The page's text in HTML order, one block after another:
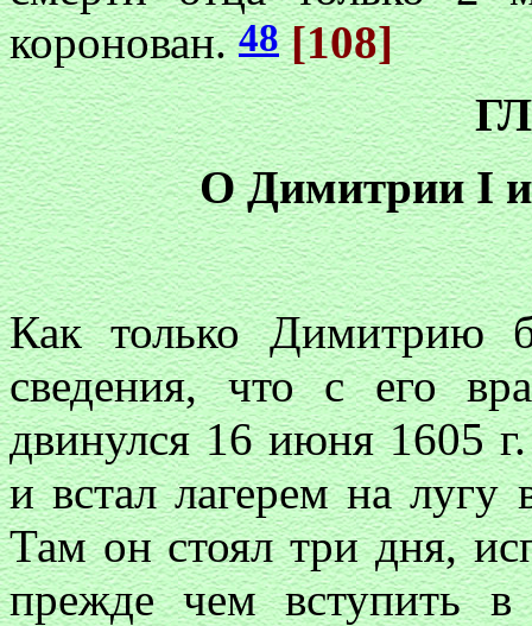
коронован.48 [108]
О Димитрии I и
Как только Димитрию
сведения, что с его
двинулся 16 июня 1605
и встал лагерем на
Там он стоял три дня,
прежде чем вступить